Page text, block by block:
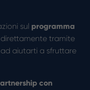
sul programma
tramite
aiutarti a sfruttare
con